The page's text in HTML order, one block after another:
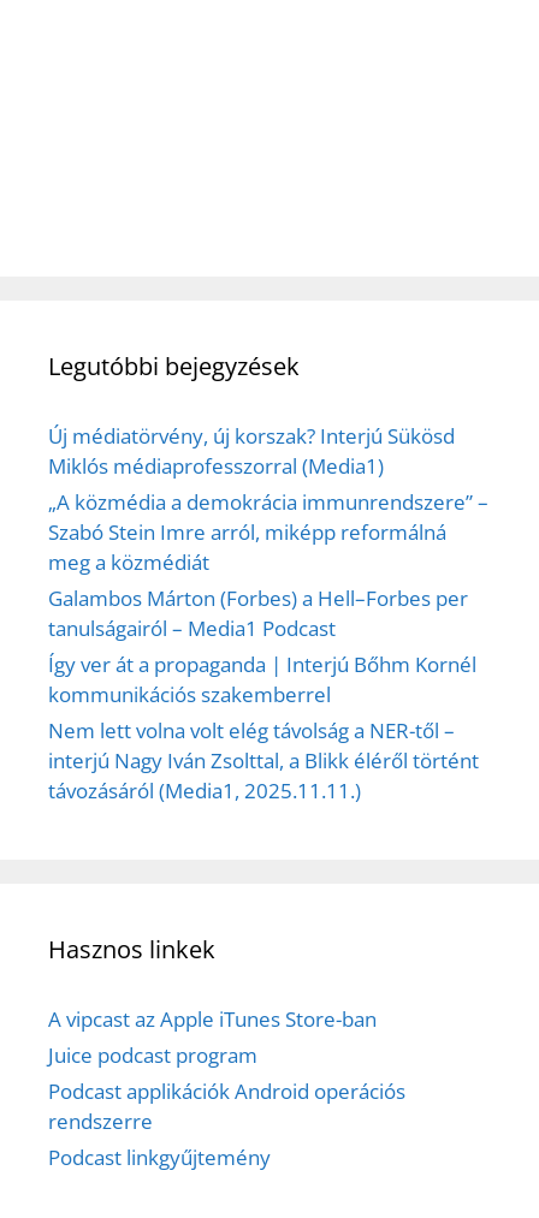
Legutóbbi bejegyzések
Új médiatörvény, új korszak? Interjú Sükösd
Miklós médiaprofesszorral (Media1)
„A közmédia a demokrácia immunrendszere” –
Szabó Stein Imre arról, miképp reformálná
meg a közmédiát
Galambos Márton (Forbes) a Hell–Forbes per
tanulságairól – Media1 Podcast
Így ver át a propaganda | Interjú Bőhm Kornél
kommunikációs szakemberrel
Nem lett volna volt elég távolság a NER-től –
interjú Nagy Iván Zsolttal, a Blikk éléről történt
távozásáról (Media1, 2025.11.11.)
Hasznos linkek
A vipcast az Apple iTunes Store-ban
Juice podcast program
Podcast applikációk Android operációs
rendszerre
Podcast linkgyűjtemény